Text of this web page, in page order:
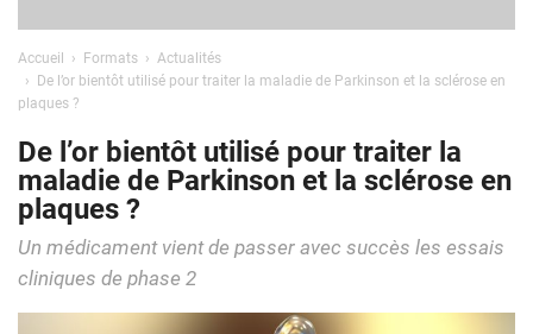
Accueil Formats
Actualités
De l’or bientôt utilisé pour traiter la maladie de Parkinson et la sclérose en
plaques ?
De l’or bientôt utilisé pour traiter la
maladie de Parkinson et la sclérose en
plaques ?
Un médicament vient de passer avec succès les essais
cliniques de phase 2